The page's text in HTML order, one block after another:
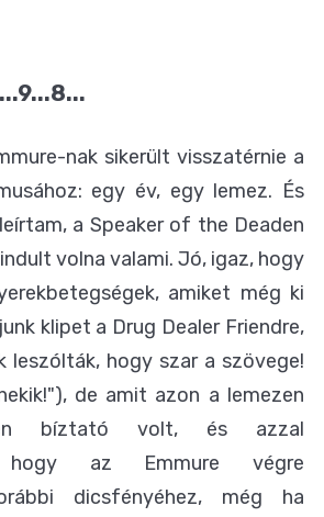
nak sikerült visszatérnie a
egy év, egy lemez. És
a Speaker of the Deaden
volna valami. Jó, igaz, hogy
amiket még ki
klipet a Drug Dealer Friendre,
leszólták, hogy szar a szövege!
de amit azon a lemezen
bíztató volt, és azzal
hogy az Emmure végre
dicsfényéhez, még ha